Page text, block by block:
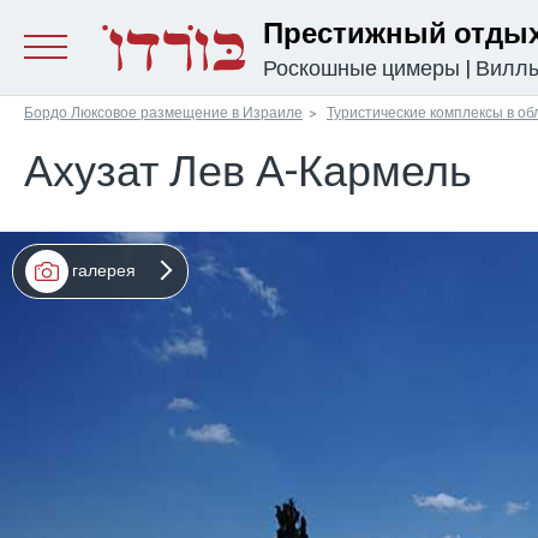
Престижный
Роскошные цимеры |
Бордо Люксовое размещение в Израиле Туристические комплексы в
Ахузат Лев А-Кармель
галерея